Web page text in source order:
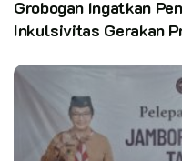
Grobogan Ingatkan
Inkulsivitas Gerakan